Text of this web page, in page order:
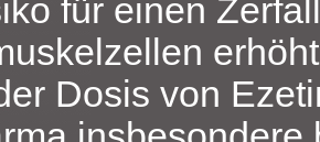
für einen
Dosis von